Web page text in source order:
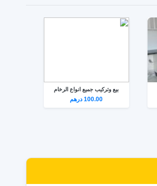
بيع وتركيب جميع انواع الرخام
100.00 درهم